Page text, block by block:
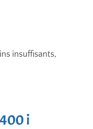
insuffisants,
i